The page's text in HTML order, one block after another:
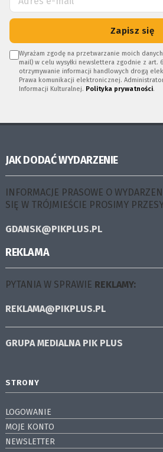
Zapisz się
Wyrażam zgodę na przetwarzanie moich
mail) w celu wysyłki newslettera zgodnie z art.
otrzymywanie informacji handlowych drogą
Prawa komunikacji elektronicznej.
Informacji Kulturalnej. Polityka prywatności.
JAK DODAĆ WYDARZENIE
INFORMACJE PRASOWE O
SIĘ W TRÓJMIEŚCIE PROSIMY
GDANSK@PIKPLUS.PL
REKLAMA
PYTANIA W SPRAWIE REKLAMY:
REKLAMA@PIKPLUS.PL
GRUPA MEDIALNA PIK PLUS
STRONY
LOGOWANIE
MOJE KONTO
NEWSLETTER